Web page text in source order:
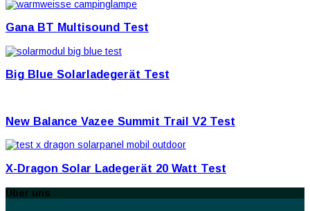
Gana BT Multisound Test
Big Blue Solarladegerät Test
New Balance Vazee Summit Trail V2 Test
X-Dragon Solar Ladegerät 20 Watt Test
Über uns